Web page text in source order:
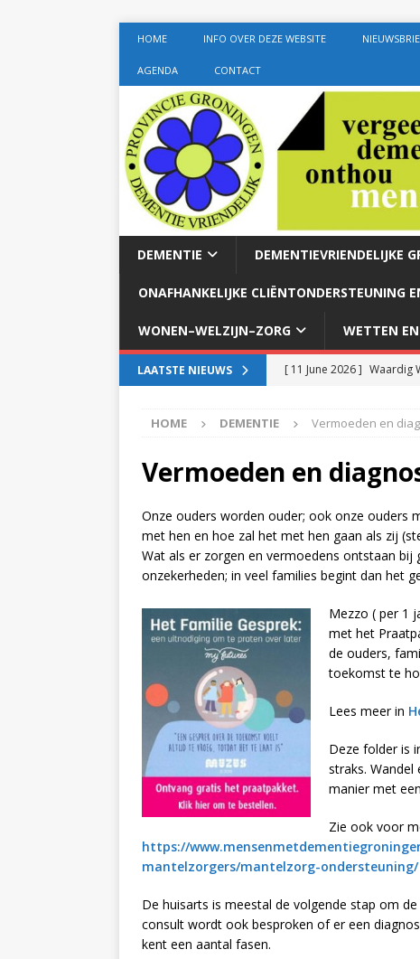
HOME INFO OVER DEZE WEBSITE
AGENDA CONTACT
DEMENTIE DEMENTIEVRIENDELIJKE
ONAFHANKELIJKE CLIËNTONDERSTEUNING
WONEN–WELZIJN–ZORG WETTEN
LAATSTE NIEUWS [ 11 June 2026 ] Waardig
APPINGEDAM
[ 6 May 2026 ]
Zorg jij
is er voor jou het
[ 3 May 2026 ]
NIEUWS
[ 6 April 2026 ]
ALGEMEEN NIEUWS
[ 24 June 2026 ]
ALGEMEEN NIEUWS
HOME DEMENTIE Vermoeden en
Vermoeden en
Onze ouders worden ouder; ook onze ouders
met hen en hoe zal het met hen gaan als zij
Wat als er zorgen en vermoedens ontstaan
onzekerheden; in veel families begint dan het
Mezzo ( per 1
met het
de ouders,
toekomst te
Lees meer in
Deze folder is
straks. Wandel
manier met
Zie ook voor
https://
mantelzorgers/mantelzorg-ondersteuning/
De huisarts is meestal de volgende stap om
consult wordt ook besproken of er een
kent een aantal fasen.